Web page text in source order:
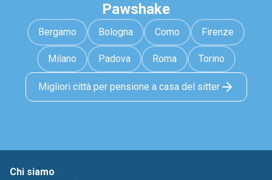
Pawshake
Bergamo Bologna Como Firenze
Milano Padova Roma Torino
Migliori città per pensione a casa del sitter
Chi siamo